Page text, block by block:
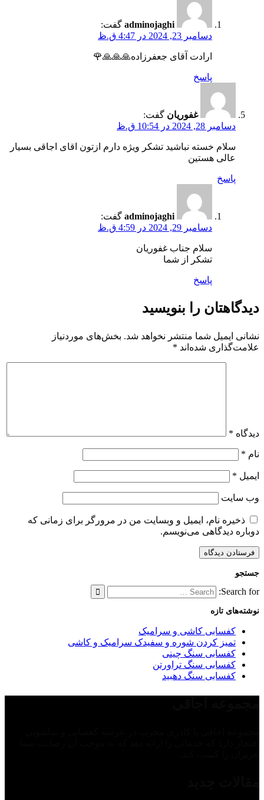
adminojaghi گفت:
دسامبر 23, 2024 در 4:47 ق.ظ
ارادت آقای جعفرزاده🙏🙏🙏🌹
پاسخ
غفوریان گفت:
دسامبر 28, 2024 در 10:54 ق.ظ
سلام خسته نباشید تشکر ویژه دارم ازتون اقای اجاقی بسیار
عالی هستین
پاسخ
adminojaghi گفت:
دسامبر 29, 2024 در 4:59 ق.ظ
سلام جناب غفوریان
تشکر از شما
پاسخ
دیدگاهتان را بنویسید
نشانی ایمیل شما منتشر نخواهد شد. بخش‌های موردنیاز
علامت‌گذاری شده‌اند *
دیدگاه *
نام *
ایمیل *
وب‌ سایت
ذخیره نام، ایمیل و وبسایت من در مرورگر برای زمانی که
دوباره دیدگاهی می‌نویسم.
جستجو
Search for:
نوشته‌های تازه
کفسابی کاشی و سرامیک
تمیز کردن شوره و سفیدک سرامیک و کاشی
کفسابی سنگ چینی
کفسابی سنگ تراورتن
کفسابی سنگ دهبید